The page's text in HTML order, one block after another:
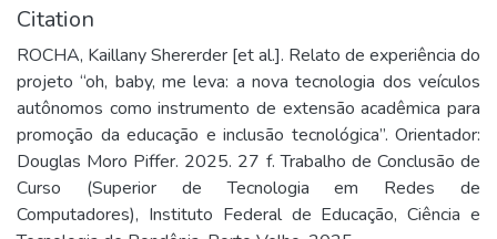
Citation
ROCHA, Kaillany Shererder [et al.]. Relato de experiência do
projeto “oh, baby, me leva: a nova tecnologia dos veículos
autônomos como instrumento de extensão acadêmica para
promoção da educação e inclusão tecnológica”. Orientador:
Douglas Moro Piffer. 2025. 27 f. Trabalho de Conclusão de
Curso (Superior de Tecnologia em Redes de
Computadores), Instituto Federal de Educação, Ciência e